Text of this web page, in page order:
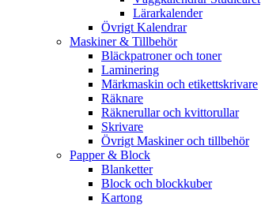
Lärarkalender
Övrigt Kalendrar
Maskiner & Tillbehör
Bläckpatroner och toner
Laminering
Märkmaskin och etikettskrivare
Räknare
Räknerullar och kvittorullar
Skrivare
Övrigt Maskiner och tillbehör
Papper & Block
Blanketter
Block och blockkuber
Kartong